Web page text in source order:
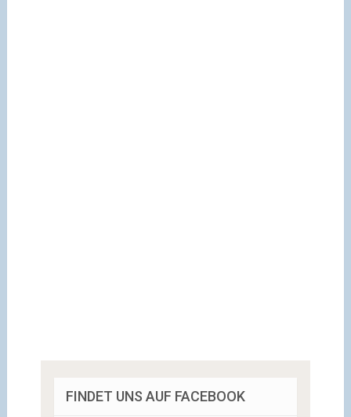
FINDET UNS AUF FACEBOOK